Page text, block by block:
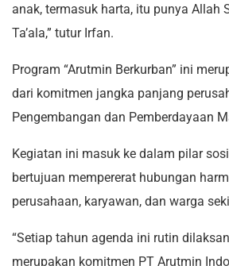
anak, termasuk harta, itu punya Allah
Ta’ala,” tutur Irfan.
Program “Arutmin Berkurban” ini
dari komitmen jangka panjang
Pengembangan dan Pemberdayaan
Kegiatan ini masuk ke dalam pilar
bertujuan mempererat hubungan
perusahaan, karyawan, dan warga
“Setiap tahun agenda ini rutin
merupakan komitmen PT Arutmin